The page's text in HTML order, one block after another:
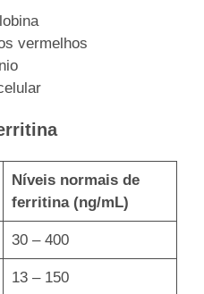
vermelhos
Níveis normais de
ferritina (ng/mL)
30 – 400
13 – 150